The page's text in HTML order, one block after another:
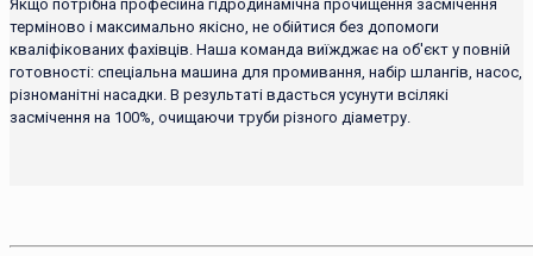
Якщо потрібна професійна гідродинамічна прочищення засмічення
терміново і максимально якісно, ​​не обійтися без допомоги
кваліфікованих фахівців. Наша команда виїжджає на об'єкт у повній
готовності: спеціальна машина для промивання, набір шлангів, насос,
різноманітні насадки. В результаті вдасться усунути всілякі
засмічення на 100%, очищаючи труби різного діаметру.